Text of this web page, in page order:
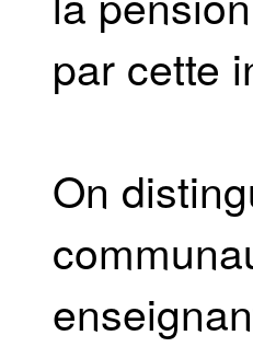
par cette
On